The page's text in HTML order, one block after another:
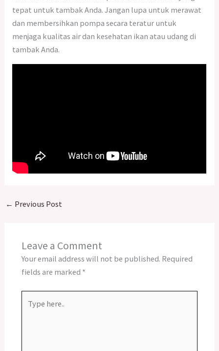
tepat untuk tambak Anda. Jangan lupa untuk merawat
dan membersihkan pompa secara teratur untuk
menjaga kualitas air dan kesehatan ikan atau udang di
tambak Anda.
← Previous Post
Leave a Comment
Your email address will not be published. Required
fields are marked *
here..